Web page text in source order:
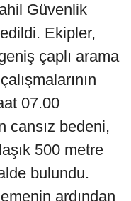
Güvenlik
Ekipler,
çaplı arama
07.00
cansız bedeni,
500 metre
bulundu.
ardından